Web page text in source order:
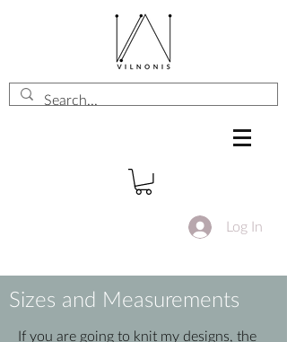
Log In
Sizes and Measurements
If you are going to knit my designs, the